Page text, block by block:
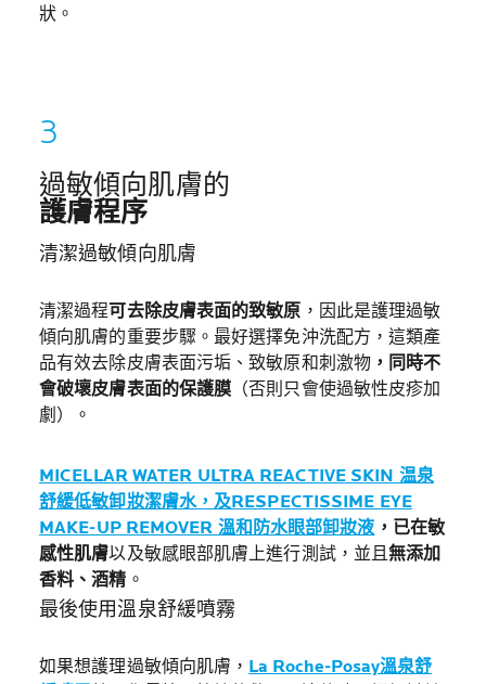
狀。
過敏傾向肌膚的
護膚程序
清潔過敏傾向肌膚
清潔過程可去除皮膚表面的致敏原 ，因此是護理過敏
傾向肌膚的重要步驟。最好選擇免沖洗配方，這類產
品有效去除皮膚表面污垢、致敏原和刺激物，同時不
會破壞皮膚表面的保護膜 （否則只會使過敏性皮疹加
劇）。
MICELLAR WATER ULTRA REACTIVE SKIN 温泉
舒緩低敏卸妝潔膚水，及RESPECTISSIME EYE
MAKE-UP REMOVER 溫和防水眼部卸妝液，已在敏
感性肌膚以及敏感眼部肌膚上進行測試，並且無添加
香料、酒精 。
最後使用溫泉舒緩噴霧
如果想護理過敏傾向肌膚， La Roche-Posay溫泉舒